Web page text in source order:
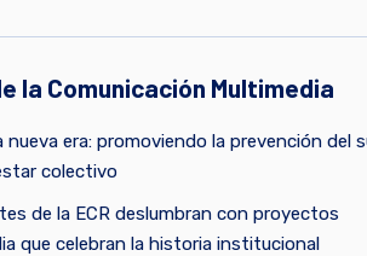
la Comunicación Multimedia
nueva era: promoviendo la prevención del
colectivo
de la ECR deslumbran con proyectos
que celebran la historia institucional